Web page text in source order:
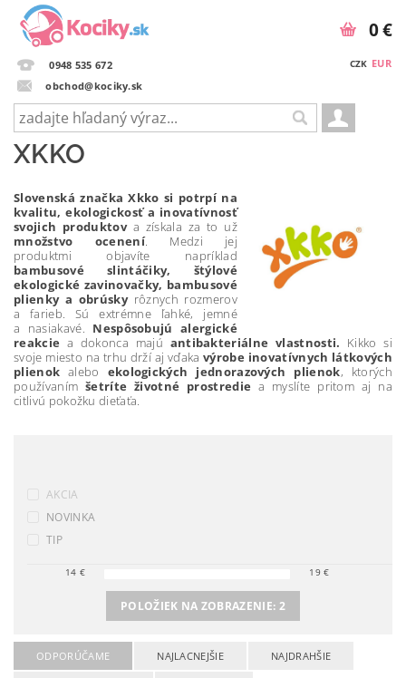
0948 535 672
obchod@kociky.sk
CZK EUR
0 €
XKKO
Slovenská značka Xkkosi potrpí na
kvalitu, ekologickosť a inovatívnosť
svojich produktova získala za to už
množstvo ocenení. Medzi jej
produktmi objavíte napríklad
bambusové slintáčiky, štýlové
ekologické zavinovačky, bambusové
plienky a obrúskyrôznych rozmerov
a farieb. Sú extrémne ľahké, jemné
a nasiakavé. Nespôsobujú alergické
reakcie a dokonca majú antibakteriálne vlastnosti. Kikko si
svoje miesto na trhu drží aj vďakavýrobe inovatívnych látkových
plienok alebo ekologických jednorazových plienok, ktorých
používaním šetríte životné prostredie a myslíte pritom aj na
citlivú pokožku dieťaťa.
AKCIA
NOVINKA
TIP
14 € 19€
POLOŽIEK NA ZOBRAZENIE: 2
ODPORÚČAME NAJLACNEJŠIE NAJDRAHŠIE